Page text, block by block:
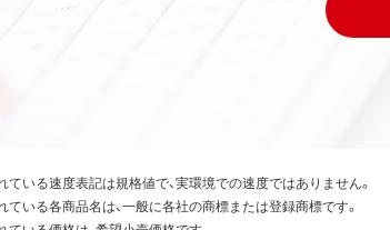
いる速度表記は規格値で、実環境での速度ではありません。
いる各商品名は、一般に各社の商標または登録商標です。